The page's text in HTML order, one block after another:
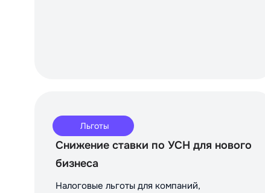
Льготы
Снижение ставки по УСН для нового
бизнеса
Налоговые льготы для компаний,